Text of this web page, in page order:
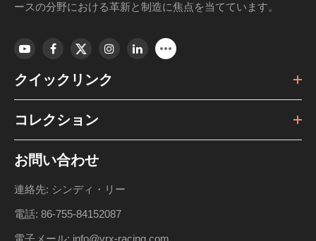
ースの分野における革新と制造に焦点を当てています。
クイックリンク
コレクション
お問い合わせ
連絡先: シンディ・リー
電話: 86-755-84152087
電子メール: info@vrx-racing.com